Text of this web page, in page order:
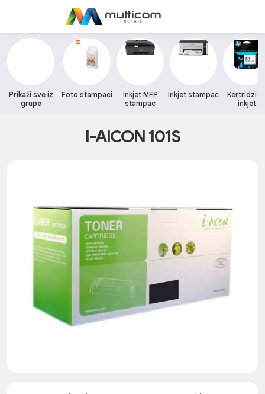
Prikaži sve iz
grupe
Foto stampaci
Inkjet MFP
stampac
Inkjet stampac
Kertridzi
inkjet
I-AICON 101S